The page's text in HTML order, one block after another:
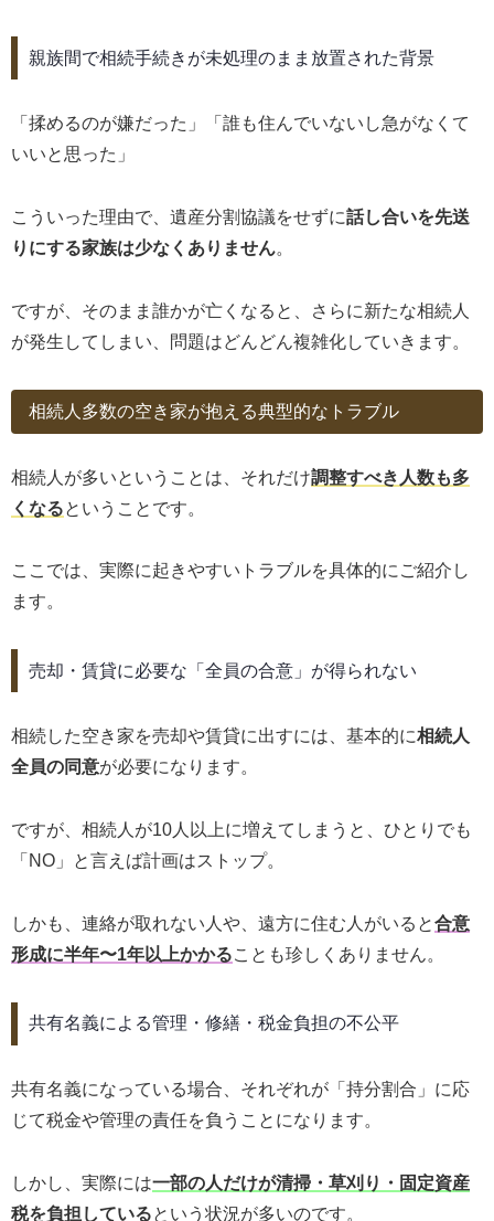
親族間で相続手続きが未処理のまま放置された背景
「揉めるのが嫌だった」「誰も住んでいないし急がなくて
いいと思った」
こういった理由で、遺産分割協議をせずに話し合いを先送
りにする家族は少なくありません。
ですが、そのまま誰かが亡くなると、さらに新たな相続人
が発生してしまい、問題はどんどん複雑化していきます。
相続人多数の空き家が抱える典型的なトラブル
相続人が多いということは、それだけ調整すべき人数も多
くなるということです。
ここでは、実際に起きやすいトラブルを具体的にご紹介し
ます。
売却・賃貸に必要な「全員の合意」が得られない
相続した空き家を売却や賃貸に出すには、基本的に相続人
全員の同意が必要になります。
ですが、相続人が10人以上に増えてしまうと、ひとりでも
「NO」と言えば計画はストップ。
しかも、連絡が取れない人や、遠方に住む人がいると合意
形成に半年〜1年以上かかることも珍しくありません。
共有名義による管理・修繕・税金負担の不公平
共有名義になっている場合、それぞれが「持分割合」に応
じて税金や管理の責任を負うことになります。
しかし、実際には一部の人だけが清掃・草刈り・固定資産
税を負担しているという状況が多いのです。